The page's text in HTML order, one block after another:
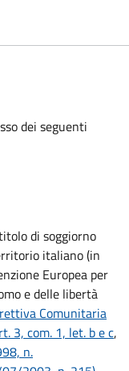
dei seguenti
di soggiorno
italiano (in
Europea per
e delle libertà
Comunitaria
3, com. 1, let. b e c,
n.